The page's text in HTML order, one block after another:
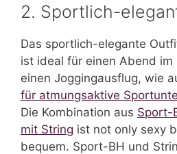
2. Sportlich-
Das sportlich-elegante
ist ideal für einen Abend
einen Joggingausflug, wie
für atmungsaktive
Die Kombination aus Sport-
mit String ist not only sexy
bequem. Sport-BH und